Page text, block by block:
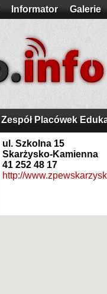
Informator Galerie
Zespół Placówek
ul. Szkolna 15
Skarżysko-Kamienna
41 252 48 17
http://